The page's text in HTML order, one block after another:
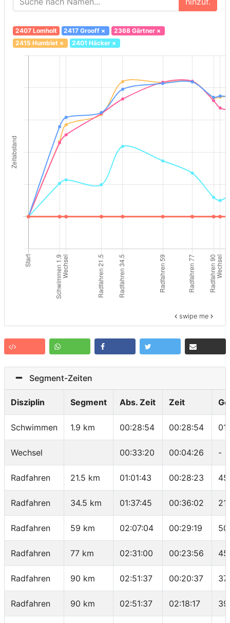
2407 Lomholt 2417 Grooff × 2368 Gärtner×
2415 Humblet× 2401 Häcker ×
swipe me
Segment-Zeiten
Disziplin Segment Abs. Zeit Zeit
Schwimmen 1.9 km 00:28:54 00:28:54
Wechsel 00:33:20 00:04:26 -
Radfahren 21.5 km 01:01:43 00:28:23
Radfahren 34.5 km 01:37:45 00:36:02
Radfahren 59 km 02:07:04 00:29:19
Radfahren 77 km 02:31:00 00:23:56
Radfahren 90 km 02:51:37 00:20:37
Radfahren 90 km 02:51:37 02:18:17